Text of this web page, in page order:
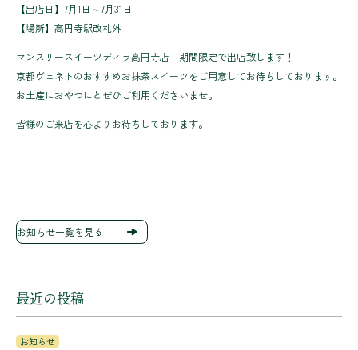
【出店日】7月1日～7月31日
【場所】高円寺駅改札外
マンスリースイーツディラ高円寺店 期間限定で出店致します！
京都ヴェネトのおすすめお抹茶スイーツをご用意してお待ちしております。
お土産におやつにとぜひご利用くださいませ。
皆様のご来店を心よりお待ちしております。
お知らせ一覧を見る
最近の投稿
お知らせ